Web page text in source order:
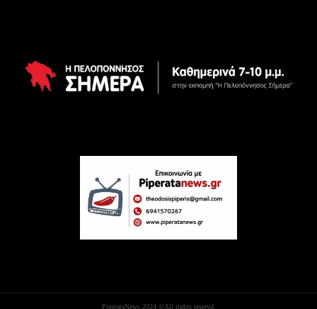
PiperataNews 2024 ©All rights reservd.